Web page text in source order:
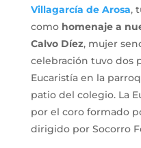
Villagarcía de Arosa,
como homenaje a
Calvo Díez, mujer
celebración tuvo dos
Eucaristía en la
patio del colegio. La
por el coro formado
dirigido por Socorro